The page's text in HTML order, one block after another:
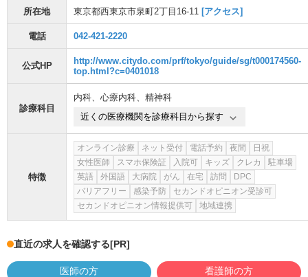
所在地 東京都西東京市泉町2丁目16-11 [アクセス]
電話 042-421-2220
公式HP
http://www.citydo.com/prf/tokyo/guide/sg/t000174560-
top.html?c=0401018
診療科目
内科、 心療内科、 精神科
近くの医療機関を診療科目から探す
特徴
オンライン診療 ネット受付 電話予約 夜間
日祝
女性医師
スマホ保険証 入院可 キッズ クレカ
駐車場
英語
外国語 大病院 がん 在宅 訪問
DPC
バリアフリー
感染予防
セカンドオピニオン受診可
セカンドオピニオン情報提供可
地域連携
直近の求人を確認する[PR]
医師の方 看護師の方